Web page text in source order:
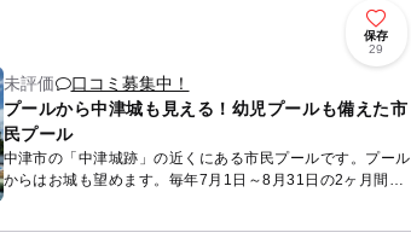
保存
29
未評価
口コミ募集中！
プールから中津城も見える！幼児プールも備えた市
民プール
中津市の「中津城跡」の近くにある市民プールです。プール
からはお城も望めます。毎年7月1日～8月31日の2ヶ月間の
営業となっていて、多くの親子連れの夏の遊び場として人気